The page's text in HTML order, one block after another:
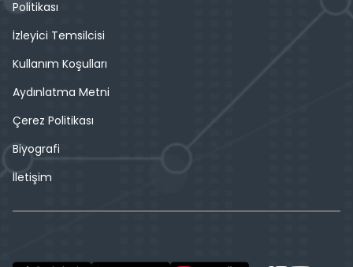
Politikası
İzleyici Temsilcisi
Kullanım Koşulları
Aydınlatma Metni
Çerez Politikası
Biyografi
İletişim